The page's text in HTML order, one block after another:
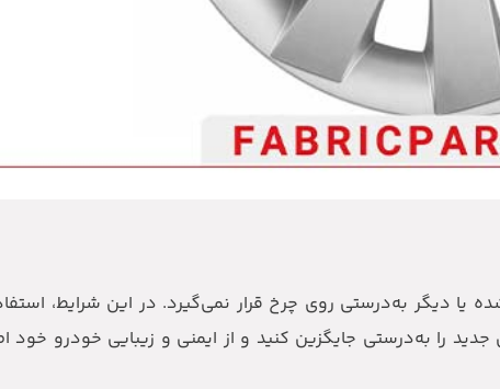
دیگر به‌درستی روی چرخ قرار نمی‌گیرد. در این شرایط،
را به‌درستی جایگزین کنید و از ایمنی و زیبایی خودرو خود